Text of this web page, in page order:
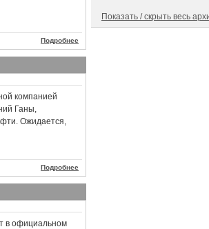
Подробнее
компанией
Ганы,
Ожидается,
Подробнее
в официальном
Показать / скрыть весь